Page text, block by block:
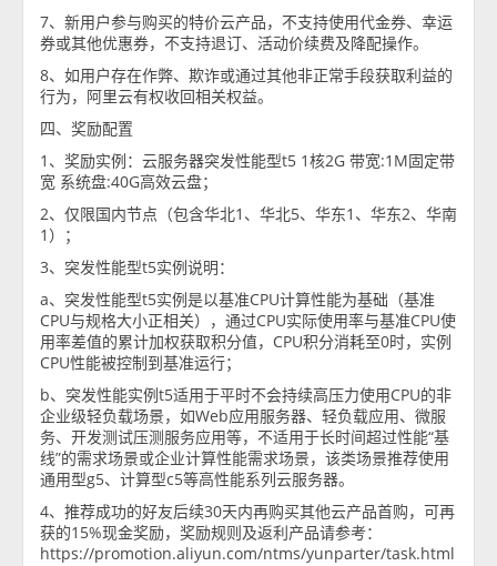
7、新用户参与购买的特价云产品，不支持使用代金券、幸运
券或其他优惠券，不支持退订、活动价续费及降配操作。
8、如用户存在作弊、欺诈或通过其他非正常手段获取利益的
行为，阿里云有权收回相关权益。
四、奖励配置
1、奖励实例：云服务器突发性能型t5 1核2G 带宽:1M固定带
宽 系统盘:40G高效云盘；
2、仅限国内节点（包含华北1、华北5、华东1、华东2、华南
1）；
3、突发性能型t5实例说明：
a、突发性能型t5实例是以基准CPU计算性能为基础（基准
CPU与规格大小正相关），通过CPU实际使用率与基准CPU使
用率差值的累计加权获取积分值，CPU积分消耗至0时，实例
CPU性能被控制到基准运行；
b、突发性能实例t5适用于平时不会持续高压力使用CPU的非
企业级轻负载场景，如Web应用服务器、轻负载应用、微服
务、开发测试压测服务应用等，不适用于长时间超过性能“基
线”的需求场景或企业计算性能需求场景，该类场景推荐使用
通用型g5、计算型c5等高性能系列云服务器。
4、推荐成功的好友后续30天内再购买其他云产品首购，可再
获的15%现金奖励，奖励规则及返利产品请参考：
https://promotion.aliyun.com/ntms/yunparter/task.html